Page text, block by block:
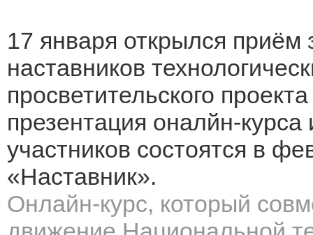
17 января открылся приём
наставников
просветительского
презентация оналйн-
участников состоятся в
«Наставник».
Онлайн-курс, который